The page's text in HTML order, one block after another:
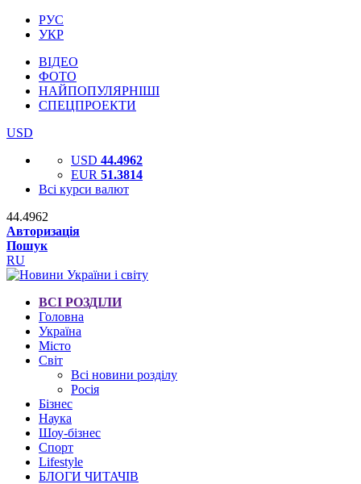
РУС
УКР
ВІДЕО
ФОТО
НАЙПОПУЛЯРНІШІ
СПЕЦПРОЕКТИ
USD
USD 44.4962
EUR 51.3814
Всі курси валют
44.4962
Авторизація
Пошук
RU
ВСІ РОЗДІЛИ
Головна
Україна
Місто
Світ
Всі новини розділу
Росія
Бізнес
Наука
Шоу-бізнес
Спорт
Lifestyle
БЛОГИ ЧИТАЧІВ